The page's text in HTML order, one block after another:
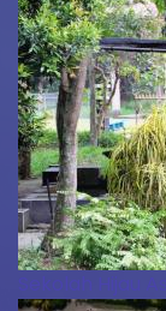
Sekolah Hijau